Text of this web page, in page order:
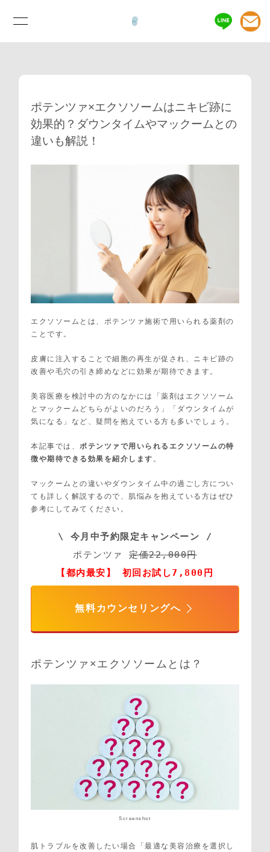
ポテンツァ×エクソソームはニキビ跡に
効果的？ダウンタイムやマックームとの
違いも解説！
エクソソームとは、ポテンツァ施術で用いられる薬剤の
ことです。
皮膚に注入することで細胞の再生が促され、ニキビ跡の
改善や毛穴の引き締めなどに効果が期待できます。
美容医療を検討中の方のなかには「薬剤はエクソソーム
とマックームどちらがよいのだろう」「ダウンタイムが
気になる」など、疑問を抱えている方も多いでしょう。
本記事では、ポテンツァで用いられるエクソソームの特
徴や期待できる効果を紹介します 。
マックームとの違いやダウンタイム中の過ごし方につい
ても詳しく解説するので、肌悩みを抱えている方はぜひ
参考にしてみてください。
\ 今月中予約限定キャンペーン /
ポテンツァ 定価22,000円
【都内最安】 初回お試し7,800円
無料カウンセリングへ
ポテンツァ×エクソソームとは？
Screenshot
肌トラブルを改善したい場合「最適な美容治療を選択し